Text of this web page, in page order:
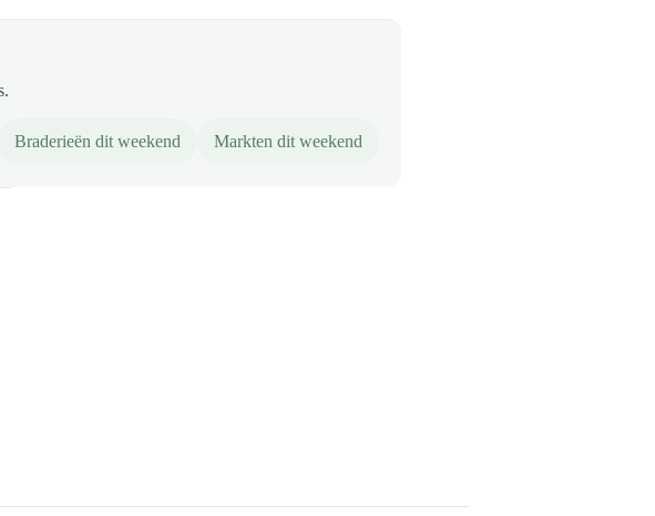
Braderieën dit weekend Markten dit weekend